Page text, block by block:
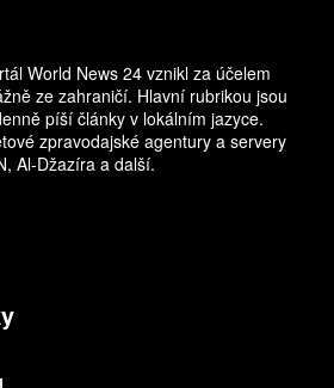
World News 24 vznikl za účelem
ze zahraničí. Hlavní rubrikou jsou
píší články v lokálním jazyce.
zpravodajské agentury a servery
Al-Džazíra a další.